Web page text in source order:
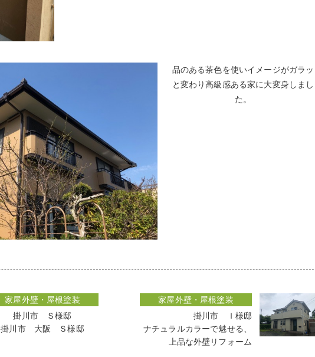
品のある茶色を使いイメージがガラッ
と変わり高級感ある家に大変身しまし
た。
家屋外壁・屋根塗装
掛川市 Ｓ様邸
掛川市 大阪 Ｓ様邸
家屋外壁・屋根塗装
掛川市 Ｉ様邸
ナチュラルカラーで魅せる、
上品な外壁リフォーム